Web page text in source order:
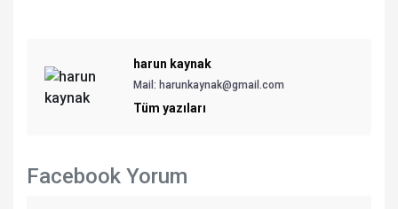
harun kaynak
Mail: harunkaynak@gmail.com
Tüm yazıları
Facebook Yorum